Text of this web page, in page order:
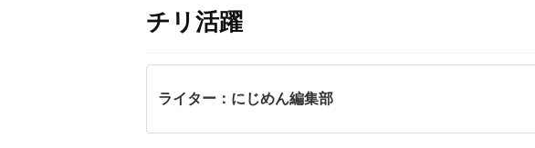
チリ活躍
ライター：にじめん編集部